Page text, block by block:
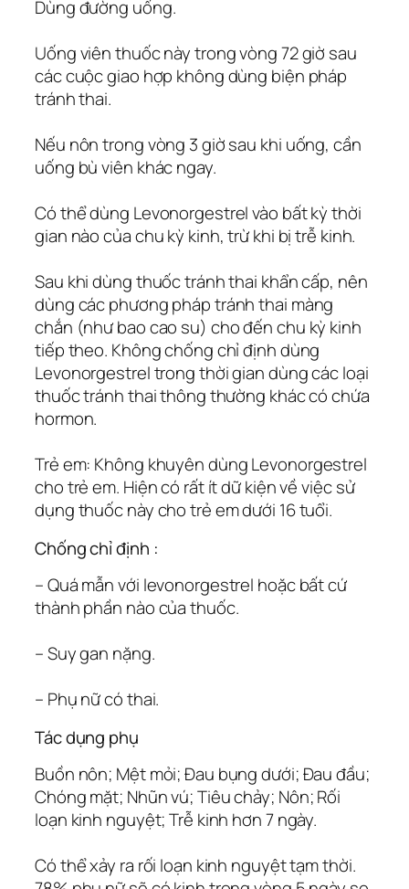
Dùng đường uống.
Uống viên thuốc này trong vòng 72 giờ sau
các cuộc giao hợp không dùng biện pháp
tránh thai.
Nếu nôn trong vòng 3 giờ sau khi uống, cần
uống bù viên khác ngay.
Có thể dùng Levonorgestrel vào bất kỳ thời
gian nào của chu kỳ kinh, trừ khi bị trễ kinh.
Sau khi dùng thuốc tránh thai khẩn cấp, nên
dùng các phương pháp tránh thai màng
chắn (như bao cao su) cho đến chu kỳ kinh
tiếp theo. Không chống chỉ định dùng
Levonorgestrel trong thời gian dùng các loại
thuốc tránh thai thông thường khác có chứa
hormon.
Trẻ em: Không khuyên dùng Levonorgestrel
cho trẻ em. Hiện có rất ít dữ kiện về việc sử
dụng thuốc này cho trẻ em dưới 16 tuổi.
Chống chỉ định :
– Quá mẫn với levonorgestrel hoặc bất cứ
thành phần nào của thuốc.
– Suy gan nặng.
– Phụ nữ có thai.
Tác dụng phụ
Buồn nôn; Mệt mỏi; Ðau bụng dưới; Ðau đầu;
Chóng mặt; Nhũn vú; Tiêu chảy; Nôn; Rối
loạn kinh nguyệt; Trễ kinh hơn 7 ngày.
Có thể xảy ra rối loạn kinh nguyệt tạm thời.